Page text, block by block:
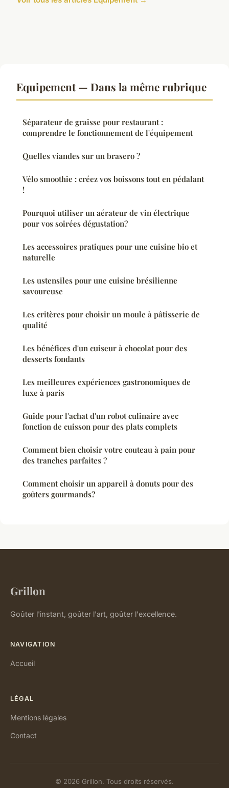
Equipement — Dans la même rubrique
Séparateur de graisse pour restaurant :
comprendre le fonctionnement de l'équipement
Quelles viandes sur un brasero ?
Vélo smoothie : créez vos boissons tout en pédalant
!
Pourquoi utiliser un aérateur de vin électrique
pour vos soirées dégustation?
Les accessoires pratiques pour une cuisine bio et
naturelle
Les ustensiles pour une cuisine brésilienne
savoureuse
Les critères pour choisir un moule à pâtisserie de
qualité
Les bénéfices d'un cuiseur à chocolat pour des
desserts fondants
Les meilleures expériences gastronomiques de
luxe à paris
Guide pour l'achat d'un robot culinaire avec
fonction de cuisson pour des plats complets
Comment bien choisir votre couteau à pain pour
des tranches parfaites ?
Comment choisir un appareil à donuts pour des
goûters gourmands?
Grillon
Goûter l'instant, goûter l'art, goûter l'excellence.
NAVIGATION
Accueil
LÉGAL
Mentions légales
Contact
© 2026 Grillon. Tous droits réservés.